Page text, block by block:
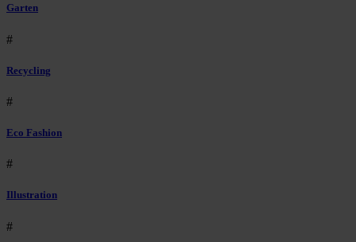
Garten
#
Recycling
#
Eco Fashion
#
Illustration
#